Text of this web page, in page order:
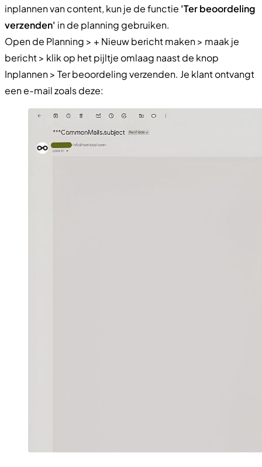
inplannen van content, kun je de functie 'Ter beoordeling
verzenden' in de planning gebruiken.
Open de Planning > + Nieuw bericht maken > maak je
bericht > klik op het pijltje omlaag naast de knop
Inplannen > Ter beoordeling verzenden. Je klant ontvangt
een e-mail zoals deze: